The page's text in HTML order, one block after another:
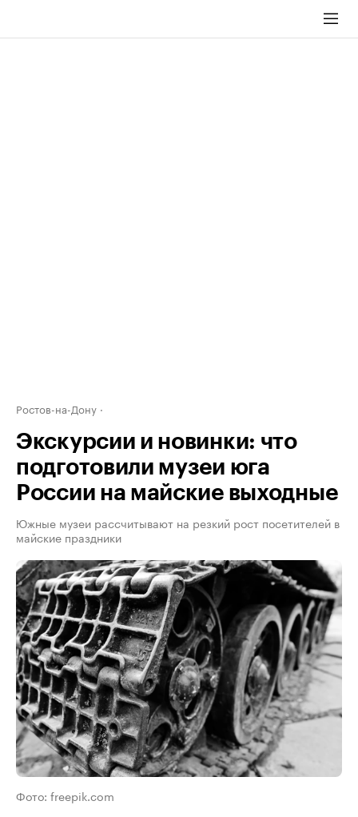
Ростов-на-Дону
Экскурсии и новинки: что
подготовили музеи юга
России на майские выходные
Южные музеи рассчитывают на резкий рост посетителей в
майские праздники
Фото: freepik.com